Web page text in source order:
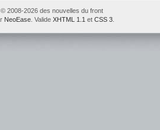
2008-2026 des nouvelles du front
NeoEase . Valide XHTML 1.1 et CSS 3